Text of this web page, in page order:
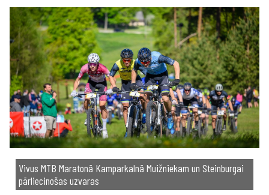
Vivus MTB Maratonā Kamparkalnā Muižniekam un Steinburgai
pārliecinošas uzvaras